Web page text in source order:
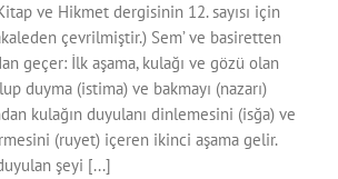
ve Hikmet dergisinin 12. sayısı için
çevrilmiştir.) Sem’ ve basiretten
geçer: İlk aşama, kulağı ve gözü olan
duyma (istima) ve bakmayı (nazarı)
kulağın duyulanı dinlemesini (isğa) ve
(ruyet) içeren ikinci aşama gelir.
şeyi [...]